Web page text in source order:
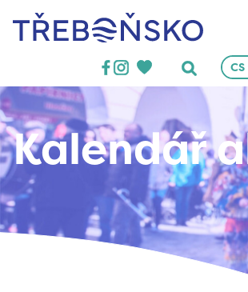
Třeboňsko CS
Kalendář